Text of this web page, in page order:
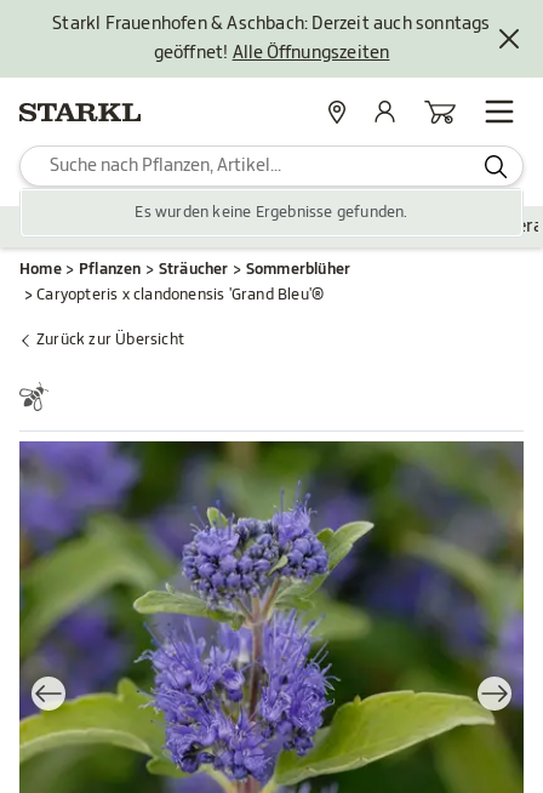
Starkl Frauenhofen & Aschbach: Derzeit auch sonntags
geöffnet! Alle Öffnungszeiten
Es wurden keine Ergebnisse gefunden.
StandorteMein KontoWarenkorb
Zubehör Gartengestaltung
Home Pflanzen Sträucher
Sommerblüher
Caryopteris x clandonensis 'Grand Bleu'®
Zurück zur Übersicht